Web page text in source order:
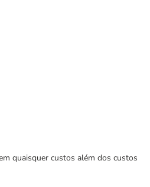
quaisquer custos além dos custos